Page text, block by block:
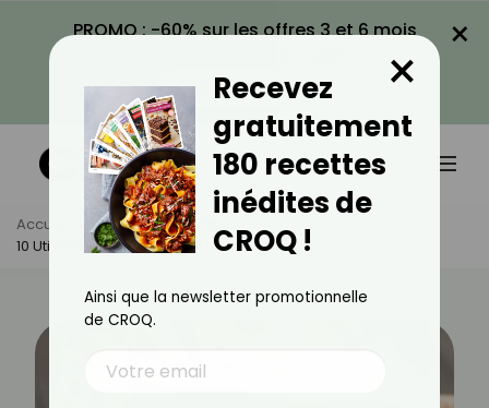
PROMO : -60% sur les offres 3 et 6 mois
VOIR LA PROMO
×
Accueil Actus
Bien-Être
10 Utilisations Inattendues Du Vinaigre De Cidre
Recevez
gratuitement
180 recettes
inédites de
CROQ !
×
Ainsi que la newsletter promotionnelle
de CROQ.